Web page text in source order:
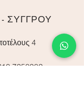
ΣΥΓΓΡΟΥ
4
7258982